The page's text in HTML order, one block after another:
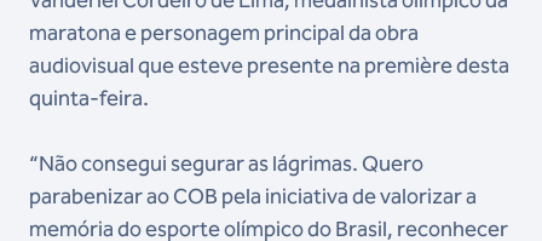
maratona e personagem principal da obra
audiovisual que esteve presente na première desta
quinta-feira.
“Não consegui segurar as lágrimas. Quero
parabenizar ao COB pela iniciativa de valorizar a
memória do esporte olímpico do Brasil, reconhecer